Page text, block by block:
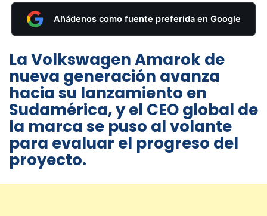
Añádenos como fuente preferida en Google
La Volkswagen Amarok de
nueva generación avanza
hacia su lanzamiento en
Sudamérica, y el CEO global de
la marca se puso al volante
para evaluar el progreso del
proyecto.